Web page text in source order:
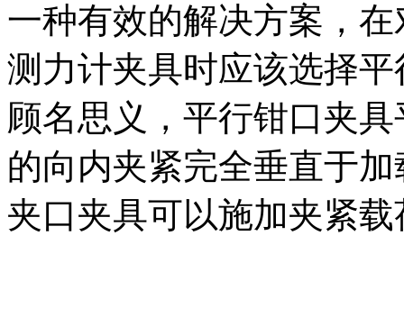
一种有效的解决方案，
测力计夹具时应该选择
顾名思义，平行钳口夹
的向内夹紧完全垂直于
夹口夹具可以施加夹紧